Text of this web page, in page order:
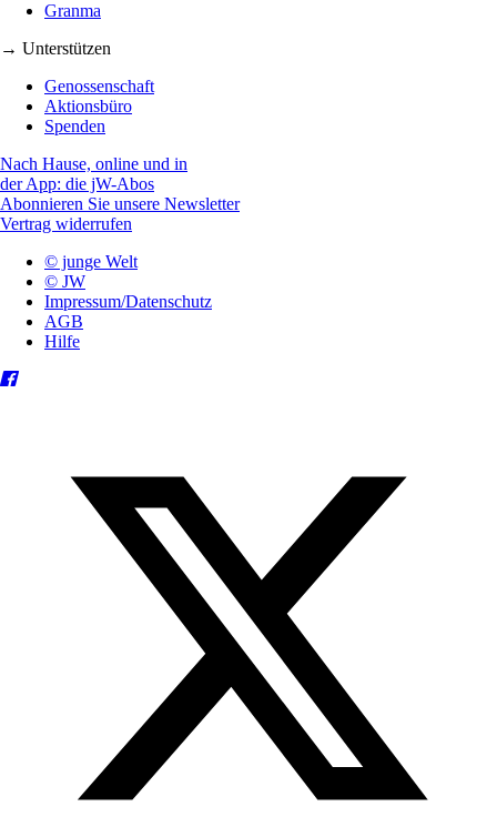
Granma
→ Unterstützen
Genossenschaft
Aktionsbüro
Spenden
Nach Hause, online und in
der App: die jW-Abos
Abonnieren Sie unsere Newsletter
Vertrag widerrufen
© junge Welt
© JW
Impressum/Datenschutz
AGB
Hilfe